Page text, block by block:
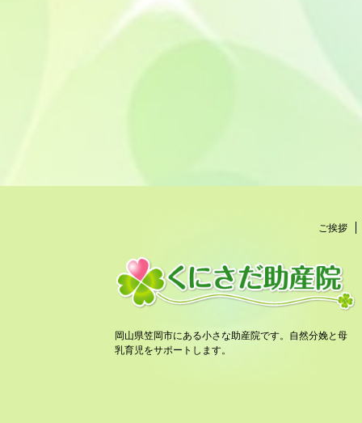
ご挨拶
岡山県笠岡市にある小さな助産院です。自然分娩と母
乳育児をサポートします。